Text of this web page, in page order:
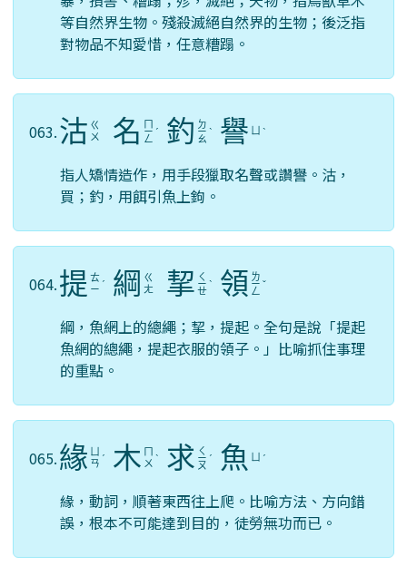
等自然界生物。殘殺滅絕自然界的生物；後泛指
對物品不知愛惜，任意糟蹋。
063.沽 ㄍ
ㄨ
名 ㄇ
ㄧ
ㄥ
ˊ 釣 ㄉ
ㄧ
ㄠ
ˋ 譽 ˋ
指人矯情造作，用手段獵取名聲或讚譽。沽，
買；釣，用餌引魚上鉤。
064.提 ㄊ
ㄧ ˊ 綱 ㄍ
ㄤ
挈 ㄑ
ㄧ
ㄝ
ˋ 領 ㄌ
ㄧ
ㄥ
ˇ
綱，魚網上的總繩；挈，提起。全句是說「提起
魚網的總繩，提起衣服的領子。」比喻抓住事理
的重點。
065.緣 ㄢ ˊ 木 ㄇ
ㄨ ˋ 求 ㄑ
ㄧ
ㄡ
ˊ 魚 ˊ
緣，動詞，順著東西往上爬。比喻方法、方向錯
誤，根本不可能達到目的，徒勞無功而已。